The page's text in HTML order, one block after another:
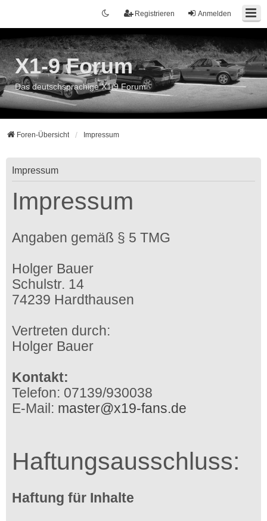
Anmelden
Registrieren
X1-9 Forum
Das deutschsprachige X1/9 Forum
Foren-Übersicht Impressum
Impressum
Impressum
Angaben gemäß § 5 TMG
Holger Bauer
Schulstr. 14
74239 Hardthausen
Vertreten durch:
Holger Bauer
Kontakt:
Telefon: 07139/930038
E-Mail: master@x19-fans.de
Haftungsausschluss:
Haftung für Inhalte